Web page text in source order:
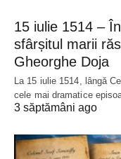
15 iulie 1514 –
sfârșitul marii
Gheorghe Doja
La 15 iulie 1514, lângă
cele mai dramatice
3 săptămâni ago